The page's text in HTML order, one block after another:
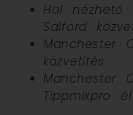
Hol nézhető
Salford
Manchester
közvetítés
Manchester
Tippmixpro